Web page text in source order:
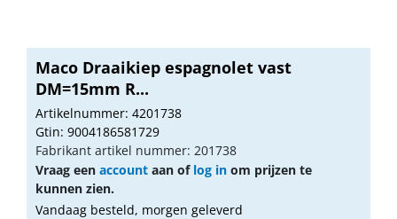
Maco Draaikiep espagnolet vast
DM=15mm R...
Artikelnummer: 4201738
Gtin: 9004186581729
Fabrikant artikel nummer: 201738
Vraag een account aan of log in om prijzen te
kunnen zien.
Vandaag besteld, morgen geleverd